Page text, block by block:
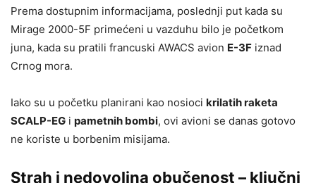
Prema dostupnim informacijama, poslednji put kada su
Mirage 2000-5F primećeni u vazduhu bilo je početkom
juna, kada su pratili francuski AWACS avion E-3F iznad
Crnog mora.
Iako su u početku planirani kao nosioci krilatih raketa
SCALP-EG i pametnih bombi, ovi avioni se danas gotovo
ne koriste u borbenim misijama.
Strah i nedovoljna obučenost – ključni